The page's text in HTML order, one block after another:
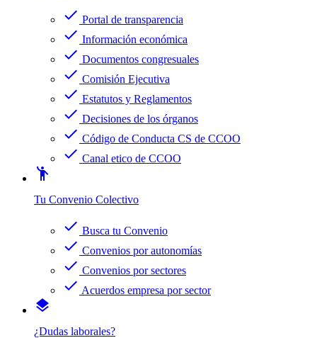
check Portal de transparencia
check Información económica
check Documentos congresuales
check Comisión Ejecutiva
check Estatutos y Reglamentos
check Decisiones de los órganos
check Código de Conducta CS de CCOO
check Canal etico de CCOO
emoji_people
Tu Convenio Colectivo
check Busca tu Convenio
check Convenios por autonomías
check Convenios por sectores
check Acuerdos empresa por sector
layers
¿Dudas laborales?